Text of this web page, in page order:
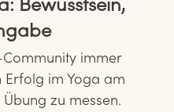
Bewusstsein,
Community immer
Erfolg im Yoga am
zu messen.